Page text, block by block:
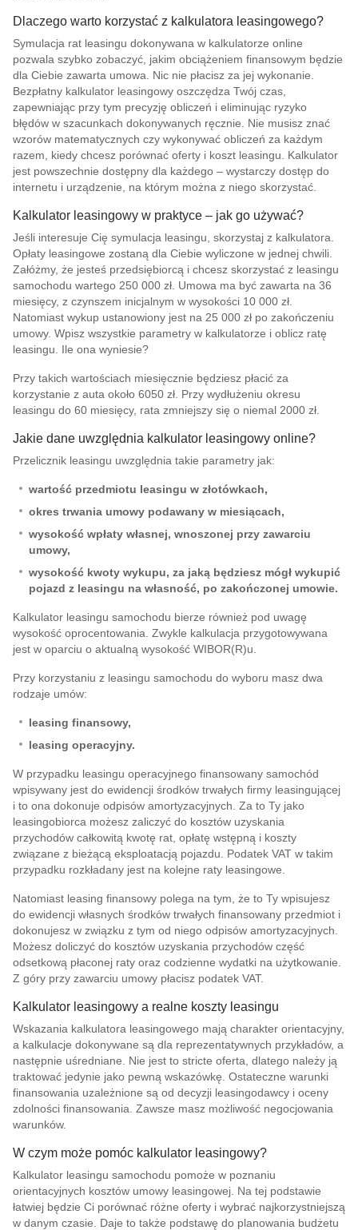
Dlaczego warto korzystać z kalkulatora leasingowego?
Symulacja rat leasingu dokonywana w kalkulatorze online
pozwala szybko zobaczyć, jakim obciążeniem finansowym będzie
dla Ciebie zawarta umowa. Nic nie płacisz za jej wykonanie.
Bezpłatny kalkulator leasingowy oszczędza Twój czas,
zapewniając przy tym precyzję obliczeń i eliminując ryzyko
błędów w szacunkach dokonywanych ręcznie. Nie musisz znać
wzorów matematycznych czy wykonywać obliczeń za każdym
razem, kiedy chcesz porównać oferty i koszt leasingu. Kalkulator
jest powszechnie dostępny dla każdego – wystarczy dostęp do
internetu i urządzenie, na którym można z niego skorzystać.
Kalkulator leasingowy w praktyce – jak go używać?
Jeśli interesuje Cię symulacja leasingu, skorzystaj z kalkulatora.
Opłaty leasingowe zostaną dla Ciebie wyliczone w jednej chwili.
Załóżmy, że jesteś przedsiębiorcą i chcesz skorzystać z leasingu
samochodu wartego 250 000 zł. Umowa ma być zawarta na 36
miesięcy, z czynszem inicjalnym w wysokości 10 000 zł.
Natomiast wykup ustanowiony jest na 25 000 zł po zakończeniu
umowy. Wpisz wszystkie parametry w kalkulatorze i oblicz ratę
leasingu. Ile ona wyniesie?
Przy takich wartościach miesięcznie będziesz płacić za
korzystanie z auta około 6050 zł. Przy wydłużeniu okresu
leasingu do 60 miesięcy, rata zmniejszy się o niemal 2000 zł.
Jakie dane uwzględnia kalkulator leasingowy online?
Przelicznik leasingu uwzględnia takie parametry jak:
wartość przedmiotu leasingu w złotówkach,
okres trwania umowy podawany w miesiącach,
wysokość wpłaty własnej, wnoszonej przy zawarciu
umowy,
wysokość kwoty wykupu, za jaką będziesz mógł wykupić
pojazd z leasingu na własność, po zakończonej umowie.
Kalkulator leasingu samochodu bierze również pod uwagę
wysokość oprocentowania. Zwykle kalkulacja przygotowywana
jest w oparciu o aktualną wysokość WIBOR(R)u.
Przy korzystaniu z leasingu samochodu do wyboru masz dwa
rodzaje umów:
leasing finansowy,
leasing operacyjny.
W przypadku leasingu operacyjnego finansowany samochód
wpisywany jest do ewidencji środków trwałych firmy leasingującej
i to ona dokonuje odpisów amortyzacyjnych. Za to Ty jako
leasingobiorca możesz zaliczyć do kosztów uzyskania
przychodów całkowitą kwotę rat, opłatę wstępną i koszty
związane z bieżącą eksploatacją pojazdu. Podatek VAT w takim
przypadku rozkładany jest na kolejne raty leasingowe.
Natomiast leasing finansowy polega na tym, że to Ty wpisujesz
do ewidencji własnych środków trwałych finansowany przedmiot i
dokonujesz w związku z tym od niego odpisów amortyzacyjnych.
Możesz doliczyć do kosztów uzyskania przychodów część
odsetkową płaconej raty oraz codzienne wydatki na użytkowanie.
Z góry przy zawarciu umowy płacisz podatek VAT.
Kalkulator leasingowy a realne koszty leasingu
Wskazania kalkulatora leasingowego mają charakter orientacyjny,
a kalkulacje dokonywane są dla reprezentatywnych przykładów, a
następnie uśredniane. Nie jest to stricte oferta, dlatego należy ją
traktować jedynie jako pewną wskazówkę. Ostateczne warunki
finansowania uzależnione są od decyzji leasingodawcy i oceny
zdolności finansowania. Zawsze masz możliwość negocjowania
warunków.
W czym może pomóc kalkulator leasingowy?
Kalkulator leasingu samochodu pomoże w poznaniu
orientacyjnych kosztów umowy leasingowej. Na tej podstawie
łatwiej będzie Ci porównać różne oferty i wybrać najkorzystniejszą
w danym czasie. Daje to także podstawę do planowania budżetu